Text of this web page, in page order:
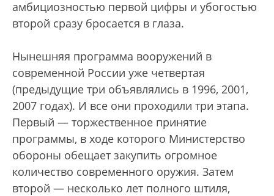
амбициозностью первой цифры и убогостью
второй сразу бросается в глаза.
Нынешняя программа вооружений в
современной России уже четвертая
(предыдущие три объявлялись в 1996, 2001,
2007 годах). И все они проходили три этапа.
Первый — торжественное принятие
программы, в ходе которого Министерство
обороны обещает закупить огромное
количество современного оружия. Затем
второй — несколько лет полного штиля,